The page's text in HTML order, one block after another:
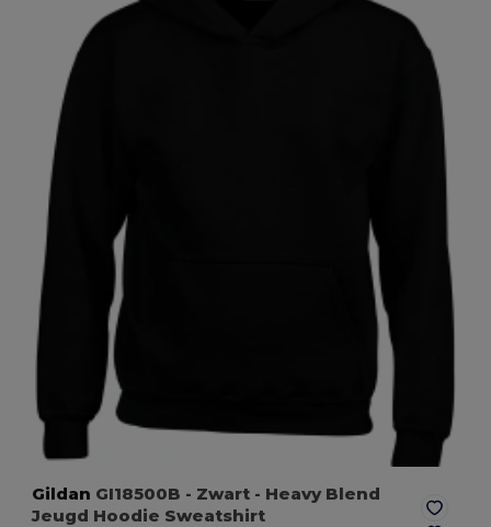
Gildan GI18500B - Zwart - Heavy Blend
Jeugd Hoodie Sweatshirt